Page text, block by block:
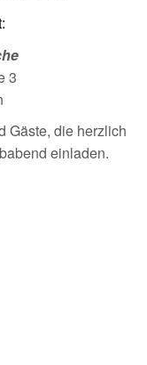
3
Gäste, die herzlich
einladen.